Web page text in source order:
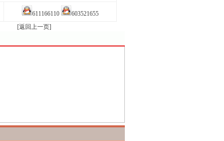
611166110
603521655
[返回上一页]